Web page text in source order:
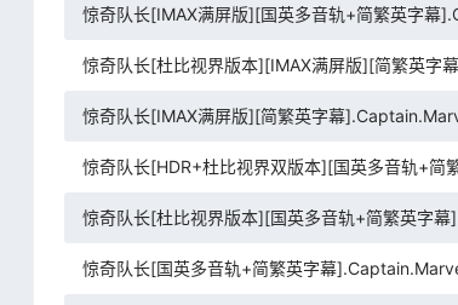
惊奇队长[IMAX满屏版][国英多音轨+简繁英字幕
惊奇队长[杜比视界版本][IMAX满屏版][简繁英字
惊奇队长[IMAX满屏版][简繁英字幕
惊奇队长[HDR+杜比视界双版本][国英多音轨+
惊奇队长[杜比视界版本][国英多音轨+简繁英字
惊奇队长[国英多音轨+简繁英字幕